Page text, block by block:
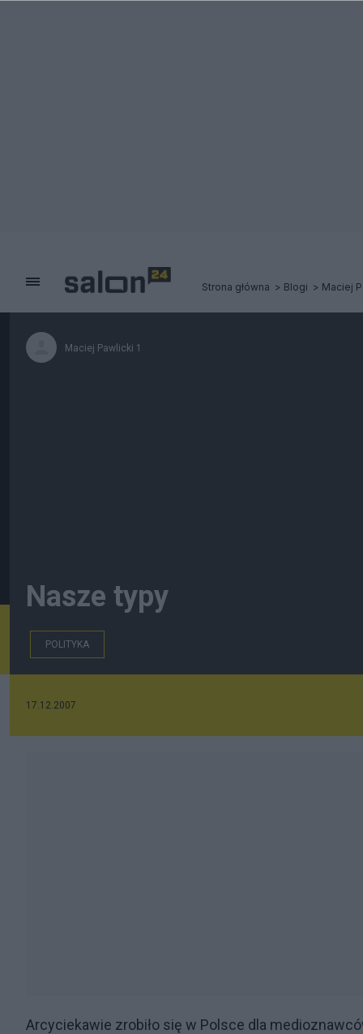
Strona główna Blogi Maciej
Maciej Pawlicki 1
Nasze typy
POLITYKA
17.12.2007
Arcyciekawie zrobiło się w Polsce dla